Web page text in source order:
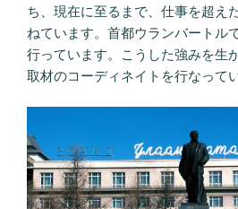
ち、現在に至るまで、仕事を超え
ねています。首都ウランバートル
行っています。こうした強みを生
取材のコーディネイトを行なって